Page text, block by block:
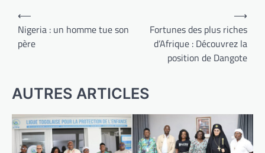
Navigation
de
l’article
⟵
Nigeria : un homme tue son
père
Fortunes des plus riches
d’Afrique : Découvrez la
position de Dangote
⟶
AUTRES ARTICLES